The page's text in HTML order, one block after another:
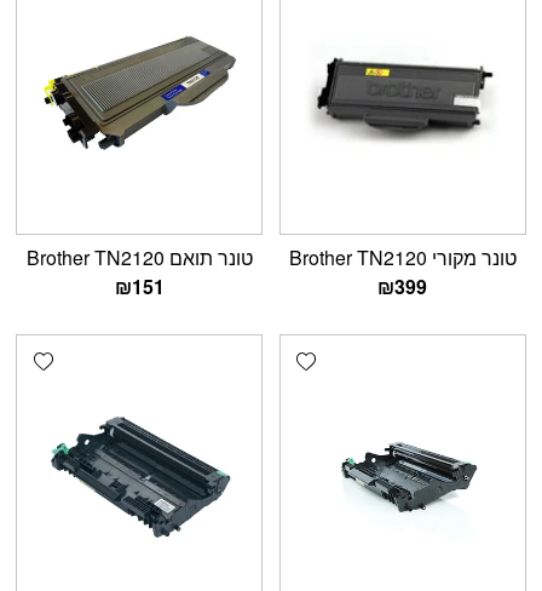
טונר מקורי Brother TN2120
₪399
טונר תואם Brother TN2120
₪151
Add wishlist